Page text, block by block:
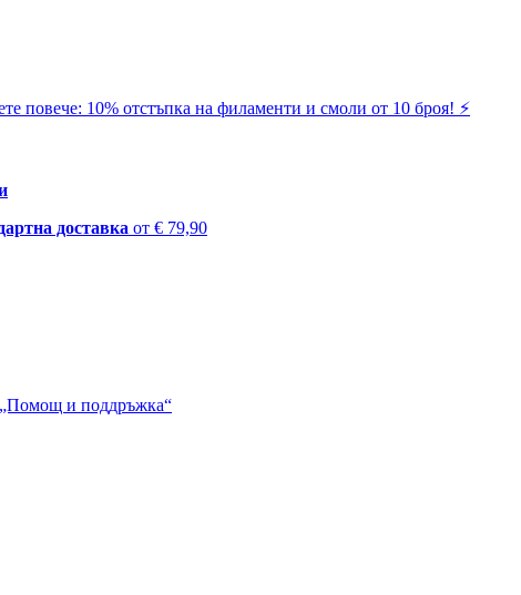
повече: 10% отстъпка на филаменти и смоли от 10 броя! ⚡️
доставка от € 79,90
и поддръжка“